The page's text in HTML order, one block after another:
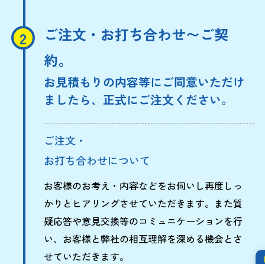
ご注文・お打ち合わせ〜ご契
約。
お見積もりの内容等にご同意いただけ
ましたら、正式にご注文ください。
ご注文・
お打ち合わせについて
お客様のお考え・内容などをお伺いし再度しっ
かりとヒアリングさせていただきます。また質
疑応答や意見交換等のコミュニケーションを行
い、お客様と弊社の相互理解を深める機会とさ
せていただきます。